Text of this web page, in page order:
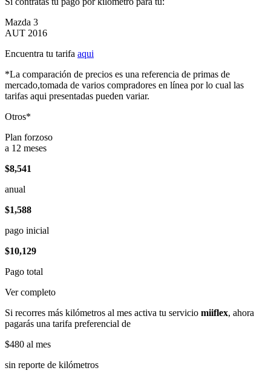
Mazda 3
AUT 2016
Encuentra tu tarifa aqui
*La comparación de precios es una referencia de primas de
mercado,tomada de varios compradores en línea por lo cual las
tarifas aqui presentadas pueden variar.
Otros*
Plan forzoso
a 12 meses
$8,541
anual
$1,588
pago inicial
$10,129
Pago total
Ver completo
Si recorres más kilómetros al mes activa tu servicio miiflex, ahora
pagarás una tarifa preferencial de
$480 al mes
sin reporte de kilómetros